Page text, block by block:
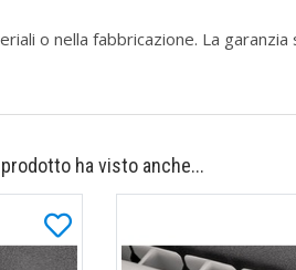
o nella fabbricazione. La
ha visto anche...